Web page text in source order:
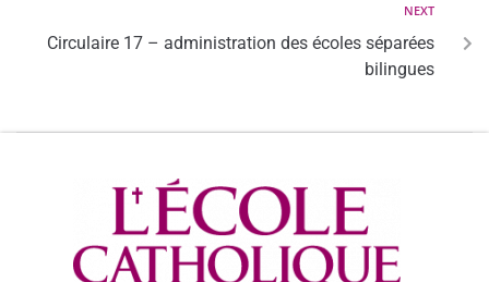
NEXT
Circulaire 17 – administration des écoles séparées
bilingues